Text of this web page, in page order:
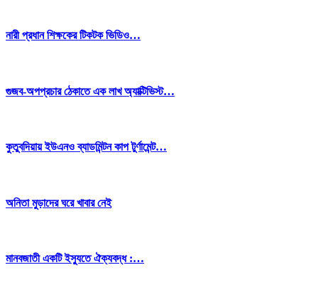
নারী প্রধান শিক্ষকের টিকটক ভিডিও…
গুজব-অপপ্রচার ঠেকাতে এক লাখ অ্যাক্টিভিস্ট…
কুতুবদিয়ায় ইউএনও ব্যাডমিন্টন কাপ টুর্ণামেন্ট…
অনিতা মুড়াদের ঘরে খাবার নেই
মানবজাতী একটি ইস্যুতে ঐক্যবদ্ধ :…